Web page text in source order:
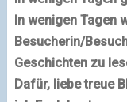
In wenigen Tagen
Besucherin/
Geschichten zu
Dafür, liebe treue